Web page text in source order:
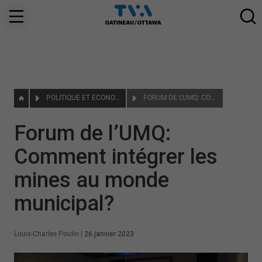
POLITIQUE ET ÉCONOMIE FORUM DE L’UMQ: COMMENT INTÉGRER LES MINES AU MONDE MUNICIPAL?
Forum de l’UMQ:
Comment intégrer les
mines au monde
municipal?
Louis-Charles Poulin 26 janvier 2023